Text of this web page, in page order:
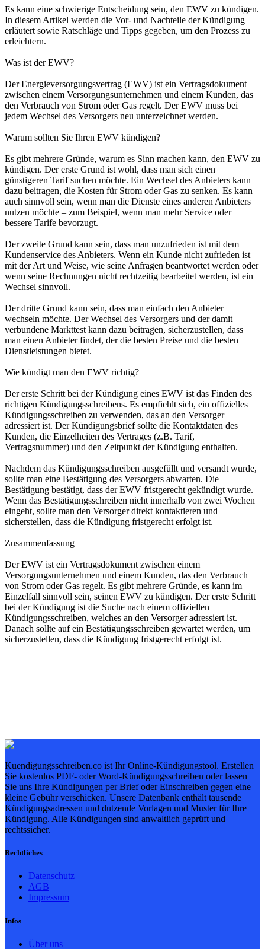
Es kann eine schwierige Entscheidung sein, den EWV zu kündigen.
In diesem Artikel werden die Vor- und Nachteile der Kündigung
erläutert sowie Ratschläge und Tipps gegeben, um den Prozess zu
erleichtern.
Was ist der EWV?
Der Energieversorgungsvertrag (EWV) ist ein Vertragsdokument
zwischen einem Versorgungsunternehmen und einem Kunden, das
den Verbrauch von Strom oder Gas regelt. Der EWV muss bei
jedem Wechsel des Versorgers neu unterzeichnet werden.
Warum sollten Sie Ihren EWV kündigen?
Es gibt mehrere Gründe, warum es Sinn machen kann, den EWV zu
kündigen. Der erste Grund ist wohl, dass man sich einen
günstigeren Tarif suchen möchte. Ein Wechsel des Anbieters kann
dazu beitragen, die Kosten für Strom oder Gas zu senken. Es kann
auch sinnvoll sein, wenn man die Dienste eines anderen Anbieters
nutzen möchte – zum Beispiel, wenn man mehr Service oder
bessere Tarife bevorzugt.
Der zweite Grund kann sein, dass man unzufrieden ist mit dem
Kundenservice des Anbieters. Wenn ein Kunde nicht zufrieden ist
mit der Art und Weise, wie seine Anfragen beantwortet werden oder
wenn seine Rechnungen nicht rechtzeitig bearbeitet werden, ist ein
Wechsel sinnvoll.
Der dritte Grund kann sein, dass man einfach den Anbieter
wechseln möchte. Der Wechsel des Versorgers und der damit
verbundene Markttest kann dazu beitragen, sicherzustellen, dass
man einen Anbieter findet, der die besten Preise und die besten
Dienstleistungen bietet.
Wie kündigt man den EWV richtig?
Der erste Schritt bei der Kündigung eines EWV ist das Finden des
richtigen Kündigungsschreibens. Es empfiehlt sich, ein offizielles
Kündigungsschreiben zu verwenden, das an den Versorger
adressiert ist. Der Kündigungsbrief sollte die Kontaktdaten des
Kunden, die Einzelheiten des Vertrages (z.B. Tarif,
Vertragsnummer) und den Zeitpunkt der Kündigung enthalten.
Nachdem das Kündigungsschreiben ausgefüllt und versandt wurde,
sollte man eine Bestätigung des Versorgers abwarten. Die
Bestätigung bestätigt, dass der EWV fristgerecht gekündigt wurde.
Wenn das Bestätigungsschreiben nicht innerhalb von zwei Wochen
eingeht, sollte man den Versorger direkt kontaktieren und
sicherstellen, dass die Kündigung fristgerecht erfolgt ist.
Zusammenfassung
Der EWV ist ein Vertragsdokument zwischen einem
Versorgungsunternehmen und einem Kunden, das den Verbrauch
von Strom oder Gas regelt. Es gibt mehrere Gründe, es kann im
Einzelfall sinnvoll sein, seinen EWV zu kündigen. Der erste Schritt
bei der Kündigung ist die Suche nach einem offiziellen
Kündigungsschreiben, welches an den Versorger adressiert ist.
Danach sollte auf ein Bestätigungsschreiben gewartet werden, um
sicherzustellen, dass die Kündigung fristgerecht erfolgt ist.
Kuendigungsschreiben.co ist Ihr Online-Kündigungstool. Erstellen
Sie kostenlos PDF- oder Word-Kündigungsschreiben oder lassen
Sie uns Ihre Kündigungen per Brief oder Einschreiben gegen eine
kleine Gebühr verschicken. Unsere Datenbank enthält tausende
Kündigungsadressen und dutzende Vorlagen und Muster für Ihre
Kündigung. Alle Kündigungen sind anwaltlich geprüft und
rechtssicher.
Rechtliches
Datenschutz
AGB
Impressum
Infos
Über uns